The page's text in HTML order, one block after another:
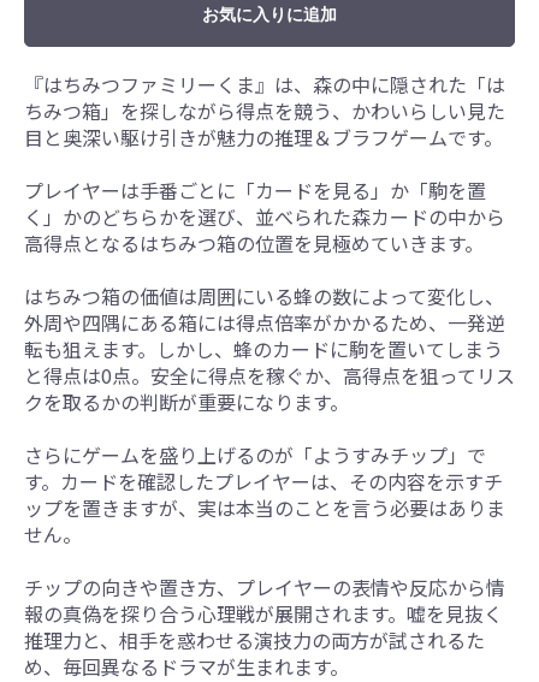
お気に入りに追加
『はちみつファミリーくま』は、森の中に隠された「は
ちみつ箱」を探しながら得点を競う、かわいらしい見た
目と奥深い駆け引きが魅力の推理＆ブラフゲームです。
プレイヤーは手番ごとに「カードを見る」か「駒を置
く」かのどちらかを選び、並べられた森カードの中から
高得点となるはちみつ箱の位置を見極めていきます。
はちみつ箱の価値は周囲にいる蜂の数によって変化し、
外周や四隅にある箱には得点倍率がかかるため、一発逆
転も狙えます。しかし、蜂のカードに駒を置いてしまう
と得点は0点。安全に得点を稼ぐか、高得点を狙ってリス
クを取るかの判断が重要になります。
さらにゲームを盛り上げるのが「ようすみチップ」で
す。カードを確認したプレイヤーは、その内容を示すチ
ップを置きますが、実は本当のことを言う必要はありま
せん。
チップの向きや置き方、プレイヤーの表情や反応から情
報の真偽を探り合う心理戦が展開されます。嘘を見抜く
推理力と、相手を惑わせる演技力の両方が試されるた
め、毎回異なるドラマが生まれます。